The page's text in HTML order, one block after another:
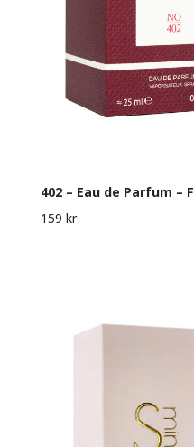
402 – Eau de Parfum –
159 kr